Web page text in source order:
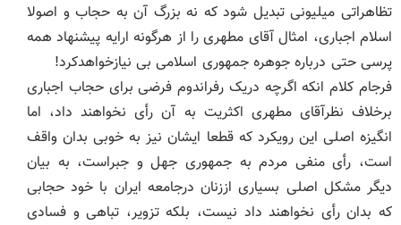
تظاهراتی میلیونی تبدیل شود که نه بزرگ آن به حجاب و اصولا
اسلام اجباری، امثال آقای مطهری را از هرگونه ارایه پیشنهاد همه
پرسی حتی درباره جوهره جمهوری اسلامی بی نیازخواهدکرد!
فرجام کلام انکه اگرچه دریک رفراندوم فرضی برای حجاب اجباری
برخلاف نظرآقای مطهری اکثریت به آن رأی نخواهند داد، اما
انگیزه اصلی این رویکرد که قطعا ایشان نیز به خوبی بدان واقف
است، رأی منفی مردم به جمهوری جهل و جبراست، به بیان
دیگر مشکل اصلی بسیاری اززنان درجامعه ایران با خود حجابی
که بدان رأی نخواهند داد نیست، بلکه تزویر، تباهی و فسادی